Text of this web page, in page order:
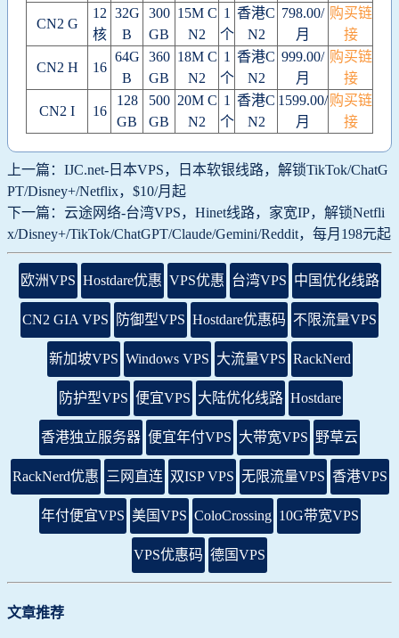
CN2 G
12
核
32G
B
300
GB
15M C
N2
1
个
香港C
N2
798.00/
月
购买链
接
CN2 H 16
64G
B
360
GB
18M C
N2
1
个
香港C
N2
999.00/
月
购买链
接
CN2 I 16
128
GB
500
GB
20M C
N2
1
个
香港C
N2
1599.00/
月
购买链
接
上一篇：IJC.net-日本VPS，日本软银线路，解锁TikTok/ChatG
PT/Disney+/Netflix，$10/月起
下一篇：云途网络-台湾VPS，Hinet线路，家宽IP，解锁Netfli
x/Disney+/TikTok/ChatGPT/Claude/Gemini/Reddit，每月198元起
欧洲VPS Hostdare优惠 VPS优惠 台湾VPS 中国优化线路
CN2 GIA VPS 防御型VPS Hostdare优惠码 不限流量VPS
新加坡VPS Windows VPS 大流量VPS RackNerd
防护型VPS 便宜VPS 大陆优化线路 Hostdare
香港独立服务器 便宜年付VPS 大带宽VPS 野草云
RackNerd优惠 三网直连 双ISP VPS 无限流量VPS 香港VPS
年付便宜VPS 美国VPS ColoCrossing 10G带宽VPS
VPS优惠码 德国VPS
文章推荐